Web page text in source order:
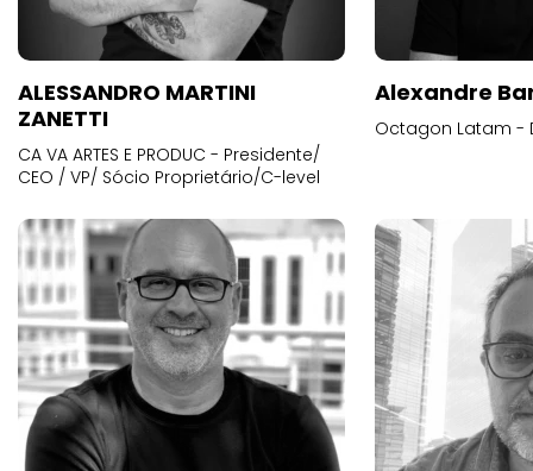
ALESSANDRO MARTINI
ZANETTI
CA VA ARTES E PRODUC - Presidente/
CEO / VP/ Sócio Proprietário/C-level
Alexandre
Octagon Latam -